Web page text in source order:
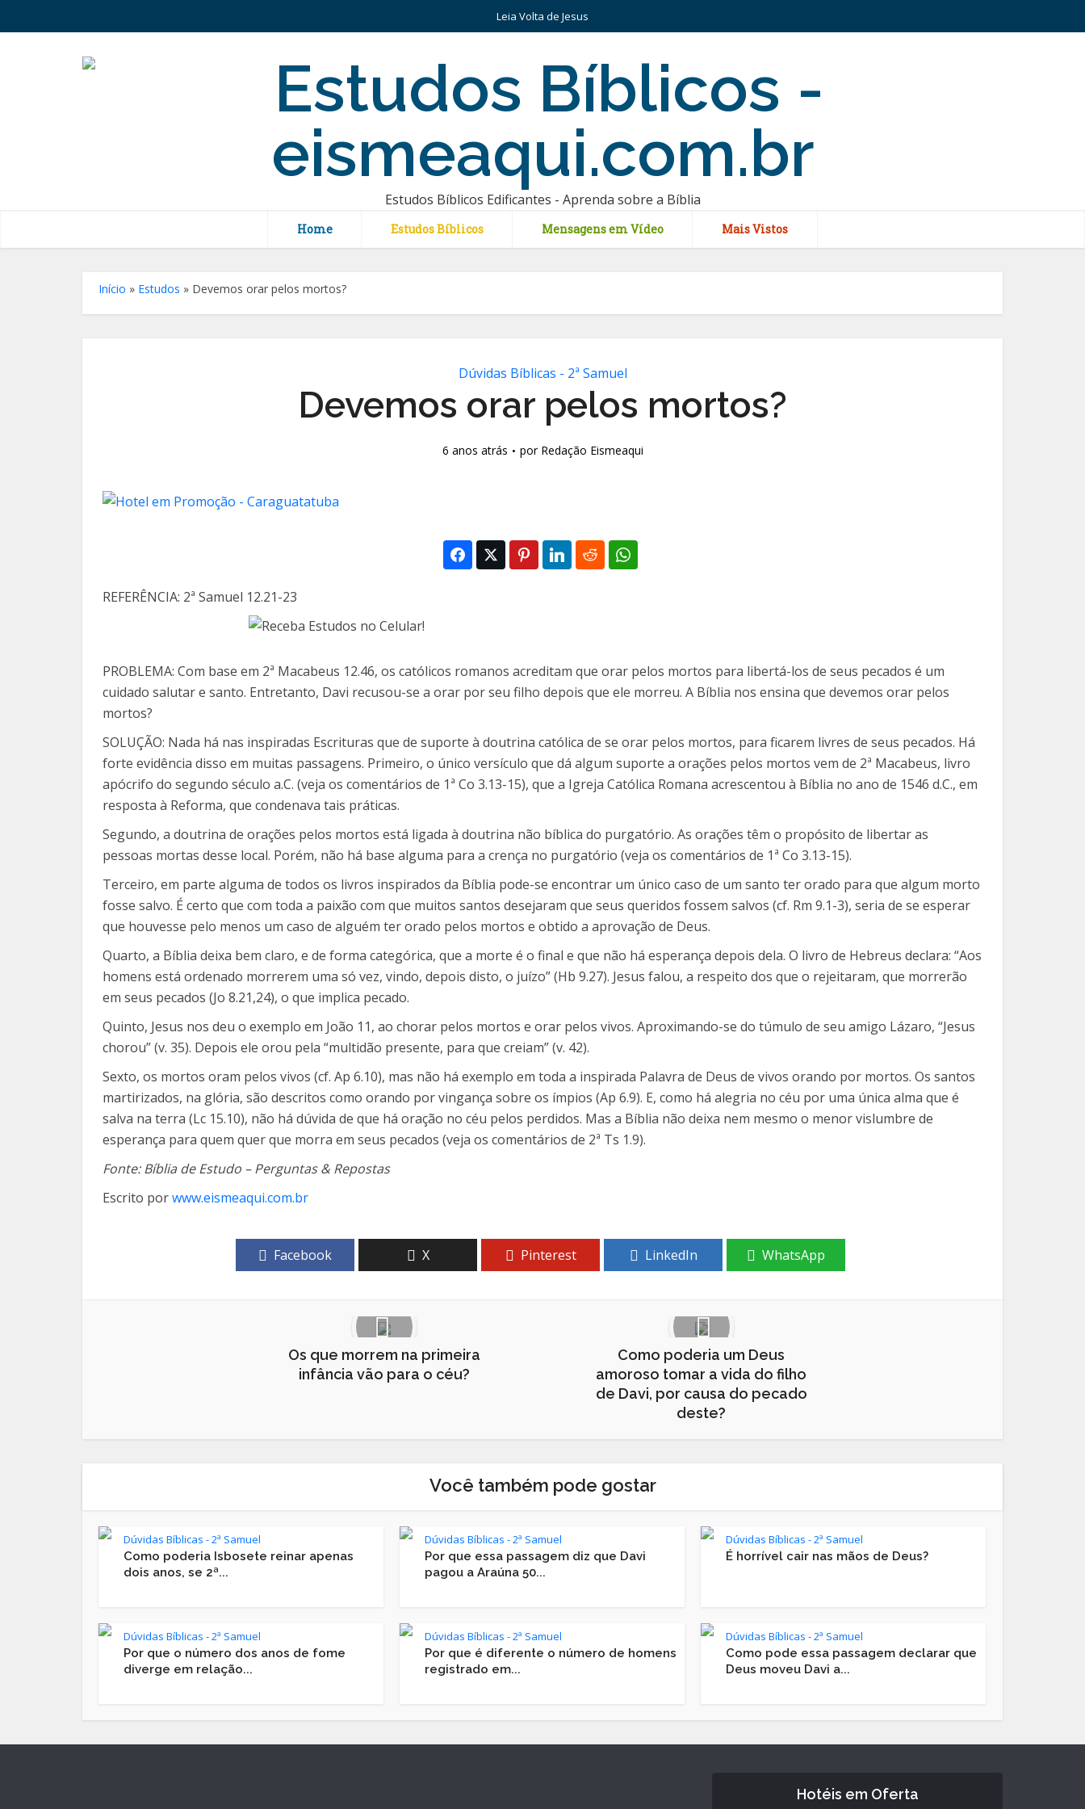
Leia Volta de Jesus
Estudos Bíblicos Edificantes - Aprenda sobre a Bíblia
Home Estudos Bíblicos Mensagens em Vídeo Mais Vistos
Início » Estudos » Devemos orar pelos mortos?
Dúvidas Bíblicas - 2ª Samuel
Devemos orar pelos mortos?
6 anos atrás por Redação Eismeaqui
REFERÊNCIA: 2ª Samuel 12.21-23
PROBLEMA: Com base em 2ª Macabeus 12.46, os católicos romanos acreditam que orar pelos mortos para libertá-los de seus pecados é um
cuidado salutar e santo. Entretanto, Davi recusou-se a orar por seu filho depois que ele morreu. A Bíblia nos ensina que devemos orar pelos
mortos?
SOLUÇÃO: Nada há nas inspiradas Escrituras que de suporte à doutrina católica de se orar pelos mortos, para ficarem livres de seus pecados. Há
forte evidência disso em muitas passagens. Primeiro, o único versículo que dá algum suporte a orações pelos mortos vem de 2ª Macabeus, livro
apócrifo do segundo século a.C. (veja os comentários de 1ª Co 3.13-15), que a Igreja Católica Romana acrescentou à Bíblia no ano de 1546 d.C., em
resposta à Reforma, que condenava tais práticas.
Segundo, a doutrina de orações pelos mortos está ligada à doutrina não bíblica do purgatório. As orações têm o propósito de libertar as
pessoas mortas desse local. Porém, não há base alguma para a crença no purgatório (veja os comentários de 1ª Co 3.13-15).
Terceiro, em parte alguma de todos os livros inspirados da Bíblia pode-se encontrar um único caso de um santo ter orado para que algum morto
fosse salvo. É certo que com toda a paixão com que muitos santos desejaram que seus queridos fossem salvos (cf. Rm 9.1-3), seria de se esperar
que houvesse pelo menos um caso de alguém ter orado pelos mortos e obtido a aprovação de Deus.
Quarto, a Bíblia deixa bem claro, e de forma categórica, que a morte é o final e que não há esperança depois dela. O livro de Hebreus declara: “Aos
homens está ordenado morrerem uma só vez, vindo, depois disto, o juízo” (Hb 9.27). Jesus falou, a respeito dos que o rejeitaram, que morrerão
em seus pecados (Jo 8.21,24), o que implica pecado.
Quinto, Jesus nos deu o exemplo em João 11, ao chorar pelos mortos e orar pelos vivos. Aproximando-se do túmulo de seu amigo Lázaro, “Jesus
chorou” (v. 35). Depois ele orou pela “multidão presente, para que creiam” (v. 42).
Sexto, os mortos oram pelos vivos (cf. Ap 6.10), mas não há exemplo em toda a inspirada Palavra de Deus de vivos orando por mortos. Os santos
martirizados, na glória, são descritos como orando por vingança sobre os ímpios (Ap 6.9). E, como há alegria no céu por uma única alma que é
salva na terra (Lc 15.10), não há dúvida de que há oração no céu pelos perdidos. Mas a Bíblia não deixa nem mesmo o menor vislumbre de
esperança para quem quer que morra em seus pecados (veja os comentários de 2ª Ts 1.9).
Fonte: Bíblia de Estudo – Perguntas & Repostas
Escrito porwww.eismeaqui.com.br
Facebook X Pinterest LinkedIn WhatsApp
Os que morrem na primeira
infância vão para o céu?
Como poderia um Deus
amoroso tomar a vida do filho
de Davi, por causa do pecado
deste?
Você também pode gostar
Dúvidas Bíblicas - 2ª Samuel
Como poderia Isbosete reinar apenas
dois anos, se 2ª...
Dúvidas Bíblicas - 2ª Samuel
Por que essa passagem diz que Davi
pagou a Araúna 50...
Dúvidas Bíblicas - 2ª Samuel
É horrível cair nas mãos de Deus?
Dúvidas Bíblicas - 2ª Samuel
Por que o número dos anos de fome
diverge em relação...
Dúvidas Bíblicas - 2ª Samuel
Por que é diferente o número de homens
registrado em...
Dúvidas Bíblicas - 2ª Samuel
Como pode essa passagem declarar que
Deus moveu Davi a...
Hotéis em Oferta